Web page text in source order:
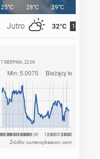
Jutro 32°C 14°C
25°C 28°C 29°C
7 SIERPNIA, 22:00
Źródło: currencybeacon.com